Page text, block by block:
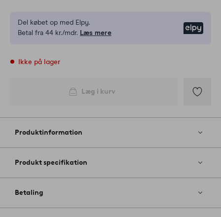
Del købet op med Elpy.
Betal fra 44 kr./mdr. Læs mere
Ikke på lager
Læg i kurv
til
Produktinformation
Produkt specifikation
Betaling